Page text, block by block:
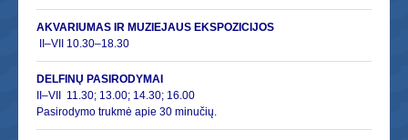
AKVARIUMAS IR MUZIEJAUS EKSPOZICIJOS
II–VII 10.30–18.30
DELFINŲ PASIRODYMAI
II–VII 11.30; 13.00; 14.30; 16.00
Pasirodymo trukmė apie 30 minučių.